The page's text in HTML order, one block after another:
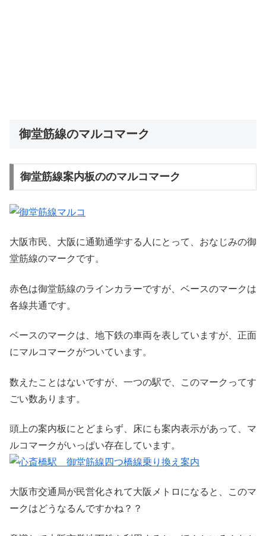
御堂筋線のマルコマーク
御堂筋線案内板ののマルコマーク
大阪市民、大阪に通勤通学する人にとって、おなじみの御
堂筋線のマークです。
赤色は御堂筋線のラインカラーですが、ベースのマークは
各線共通です。
ベースのマークは、地下鉄の車両を表していますが、正面
にマルコマークがついています。
数えたことはないですが、一つの駅で、このマークってす
ごい数あります。
頭上の案内板にとどまらず、床にも案内表示があって、マ
ルコマークがいっぱい存在しています。
大阪市交通局が民営化されて大阪メトロになると、このマ
ークはどうなるんですかね？？